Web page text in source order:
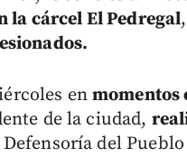
la cárcel El Pedregal
enmomentos
de la ciudad,
del